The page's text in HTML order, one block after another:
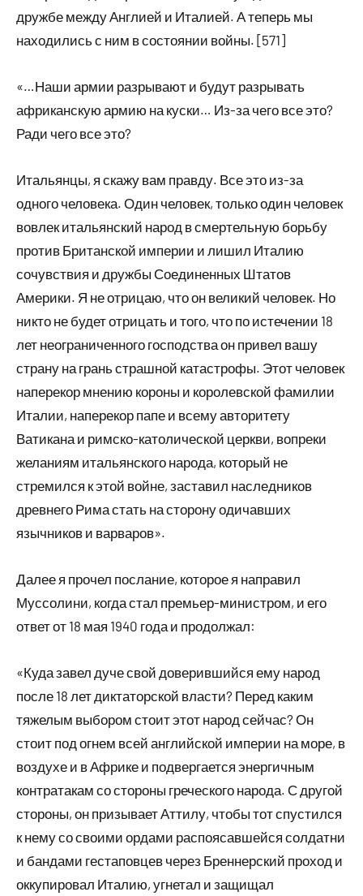
дружбе между Англией и Италией. А теперь мы
находились с ним в состоянии войны. [571]
«…Наши армии разрывают и будут разрывать
африканскую армию на куски… Из-за чего все это?
Ради чего все это?
Итальянцы, я скажу вам правду. Все это из-за
одного человека. Один человек, только один человек
вовлек итальянский народ в смертельную борьбу
против Британской империи и лишил Италию
сочувствия и дружбы Соединенных Штатов
Америки. Я не отрицаю, что он великий человек. Но
никто не будет отрицать и того, что по истечении 18
лет неограниченного господства он привел вашу
страну на грань страшной катастрофы. Этот человек
наперекор мнению короны и королевской фамилии
Италии, наперекор папе и всему авторитету
Ватикана и римско-католической церкви, вопреки
желаниям итальянского народа, который не
стремился к этой войне, заставил наследников
древнего Рима стать на сторону одичавших
язычников и варваров».
Далее я прочел послание, которое я направил
Муссолини, когда стал премьер-министром, и его
ответ от 18 мая 1940 года и продолжал:
«Куда завел дуче свой доверившийся ему народ
после 18 лет диктаторской власти? Перед каким
тяжелым выбором стоит этот народ сейчас? Он
стоит под огнем всей английской империи на море, в
воздухе и в Африке и подвергается энергичным
контратакам со стороны греческого народа. С другой
стороны, он призывает Аттилу, чтобы тот спустился
к нему со своими ордами распоясавшейся солдатни
и бандами гестаповцев через Бреннерский проход и
оккупировал Италию, угнетал и защищал